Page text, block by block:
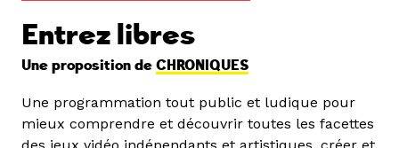
Entrez libres
Une proposition de CHRONIQUES
Une programmation tout public et ludique pour
mieux comprendre et découvrir toutes les facettes